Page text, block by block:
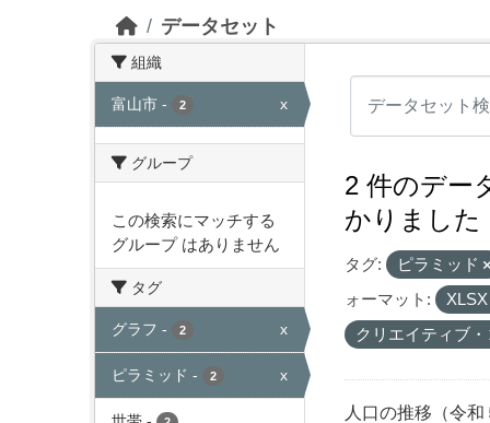
データセット
組織
富山市 - 2 x
グループ
この検索にマッチする
グループ はありません
タグ
グラフ - 2 x
ピラミッド - 2 x
2 件のデー
かりました
タグ:
ピラミッド
ォーマット:
クリエイティブ
人口の推移（令和